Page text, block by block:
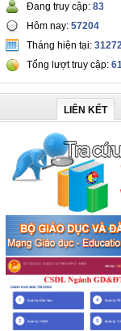
Đang truy cập: 83
Hôm nay: 57204
Tháng hiện tại:
Tổng lượt truy cập:
LIÊN KẾT